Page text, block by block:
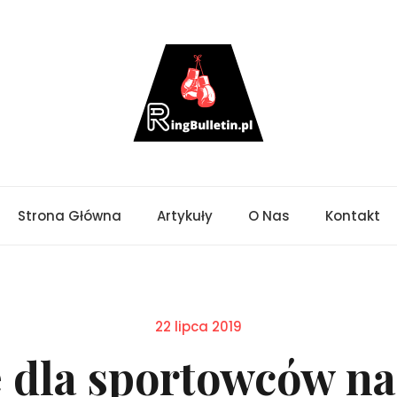
Strona Główna Artykuły O Nas Kontakt
Posted
22 lipca 2019
dla sportowców